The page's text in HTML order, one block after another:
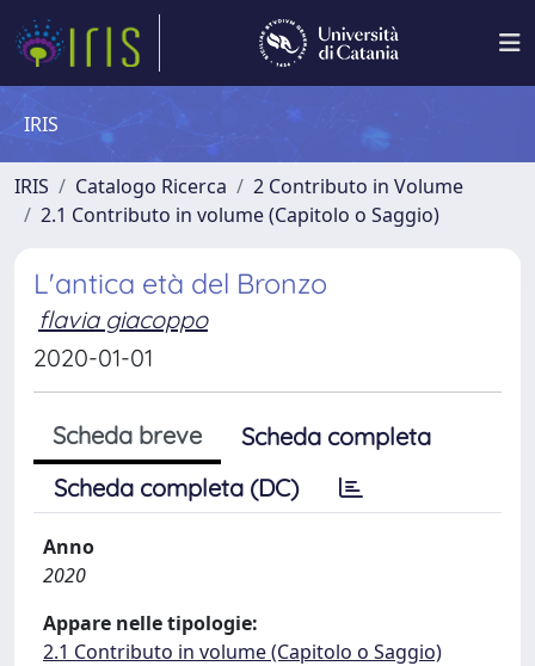
IRIS
IRIS Catalogo Ricerca
2 Contributo in Volume
2.1 Contributo in volume (Capitolo o Saggio)
L'antica età del Bronzo
flavia giacoppo
2020-01-01
Scheda breve
Scheda completa
Scheda completa (DC)
Anno
2020
Appare nelle tipologie:
2.1 Contributo in volume (Capitolo o Saggio)